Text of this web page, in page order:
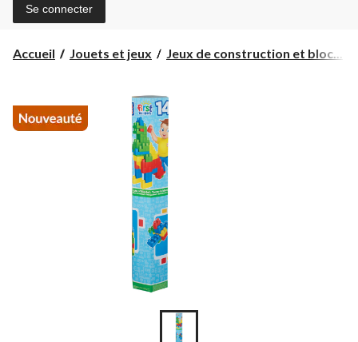
Se connecter
Accueil Jouets et jeux Jeux de construction et bloc...